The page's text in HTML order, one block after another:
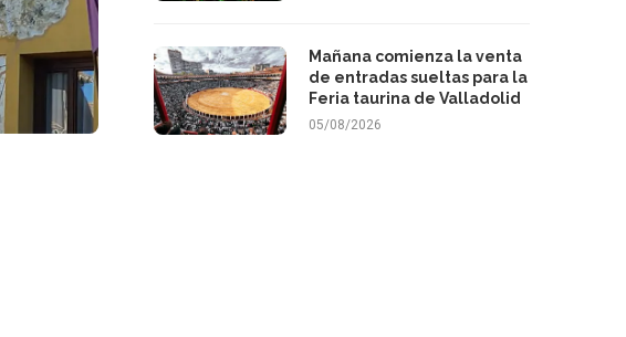
Mañana comienza la venta
de entradas sueltas para la
Feria taurina de Valladolid
05/08/2026